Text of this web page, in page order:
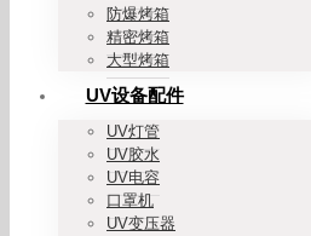
防爆烤箱
精密烤箱
大型烤箱
UV设备配件
UV灯管
UV胶水
UV电容
口罩机
UV变压器